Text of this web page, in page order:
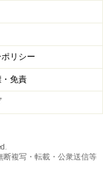
リシー
免責
複写・転載・公衆送信等